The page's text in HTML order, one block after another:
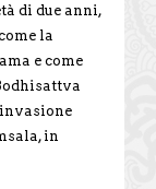
di due anni,
la
e come
in